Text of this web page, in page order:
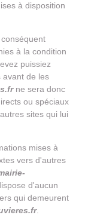
à disposition
à la condition
puissiez
avant de les
ne sera donc
ou spéciaux
sites qui lui
mises à
vers d'autres
d'aucun
qui demeurent
.